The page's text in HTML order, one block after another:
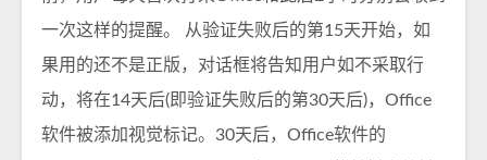
一次这样的提醒。 从验证失败后的第15天开始，如
果用的还不是正版，对话框将告知用户如不采取行
动，将在14天后(即验证失败后的第30天后)，Office
软件被添加视觉标记。30天后，Office软件的